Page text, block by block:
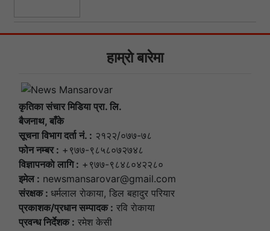
हाम्राे बारेमा
कृतिका संचार मिडिया प्रा. लि.
बैजनाथ, बाँके
सूचना विभाग दर्ता नं. : २१२२/०७७-७८
फोन नम्बर : +९७७-९८५८०७२७४८
विज्ञापनकाे लागि : +९७७-९८४८०४२२८०
इमेल : newsmansarovar@gmail.com
संरक्षक : धर्मलाल राेकाया, डिल बहादुर परियार
प्रकाशक/प्रधान सम्पादक : रवि राेकाया
प्रवन्ध निर्देशक : रमेश केसी